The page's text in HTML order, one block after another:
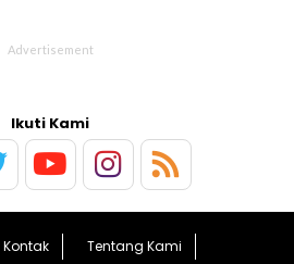
Ikuti Kami
Kontak
Tentang Kami